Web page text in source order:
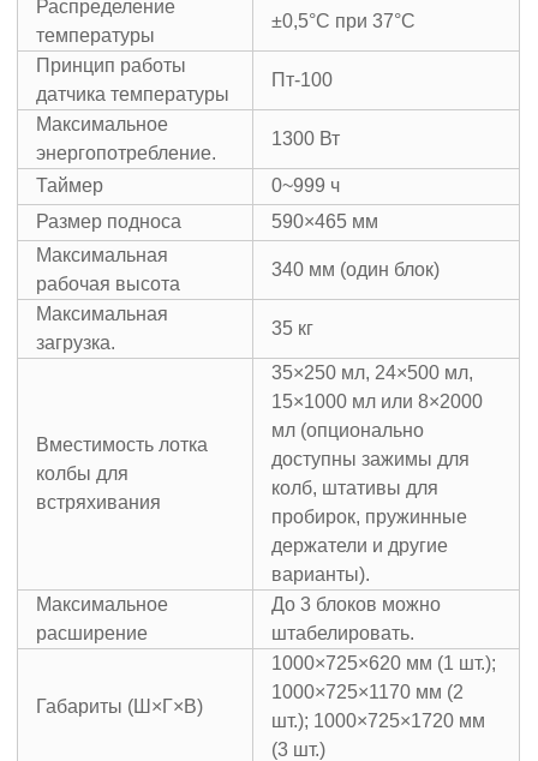
Распределение
температуры
±0,5°C при 37°C
Принцип работы
датчика температуры
Пт-100
Максимальное
энергопотребление.
1300 Вт
Таймер
0~999 ч
Размер подноса
590×465 мм
Максимальная
рабочая высота
340 мм (один блок)
Максимальная
загрузка.
35 кг
Вместимость лотка
колбы для
встряхивания
35×250 мл, 24×500 мл,
15×1000 мл или 8×2000
мл (опционально
доступны зажимы для
колб, штативы для
пробирок, пружинные
держатели и другие
варианты).
Максимальное
расширение
До 3 блоков можно
штабелировать.
Габариты (Ш×Г×В)
1000×725×620 мм (1 шт.);
1000×725×1170 мм (2
шт.); 1000×725×1720 мм
(3 шт.)